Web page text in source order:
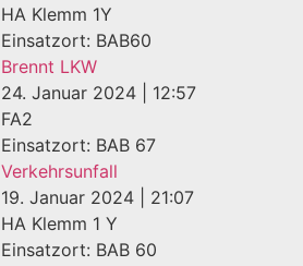
HA Klemm 1Y
Einsatzort: BAB60
Brennt LKW
24. Januar 2024
12:57
FA2
Einsatzort: BAB 67
Verkehrsunfall
19. Januar 2024
21:07
HA Klemm 1 Y
Einsatzort: BAB 60